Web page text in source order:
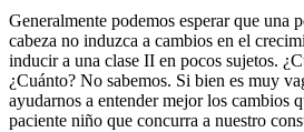
Generalmente podemos esperar que una
cabeza no induzca a cambios en el
inducir a una clase II en pocos sujetos.
¿Cuánto? No sabemos. Si bien es muy
ayudarnos a entender mejor los cambios
paciente niño que concurra a nuestro